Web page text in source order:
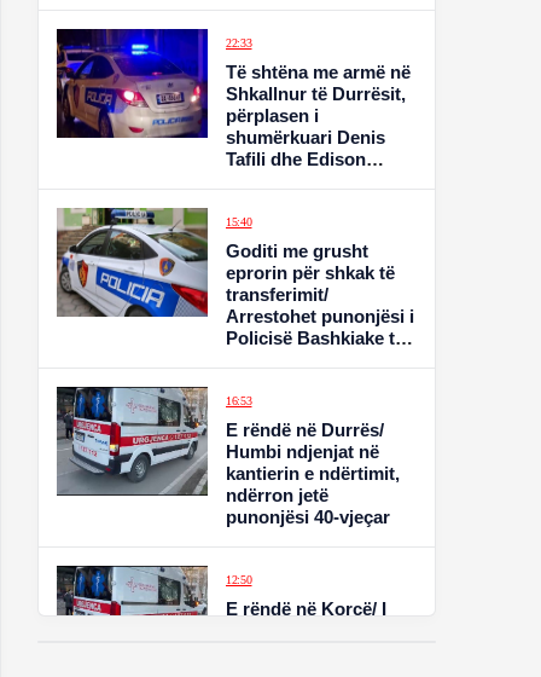
22:33
Të shtëna me armë në
Shkallnur të Durrësit,
përplasen i
shumërkuari Denis
Tafili dhe Edison
polic
15:40
Goditi me grusht
eprorin për shkak të
transferimit/
Arrestohet punonjësi i
Policisë Bashkiake të
16:53
E rëndë në Durrës/
Humbi ndjenjat në
kantierin e ndërtimit,
ndërron jetë
punonjësi 40-vjeçar
12:50
E rëndë në Korçë/ I